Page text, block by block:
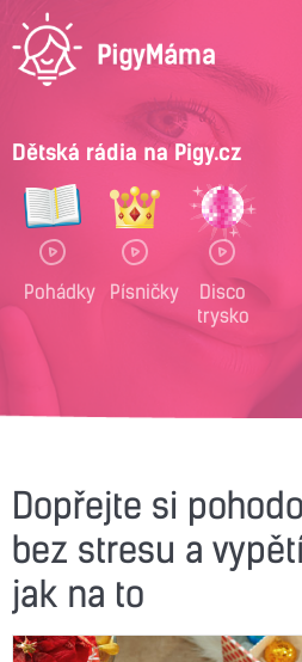
Dětská rádia na Pigy.cz
Pohádky Písničky
Disco
trysko
Dopřejte si
bez stresu a
jak na to